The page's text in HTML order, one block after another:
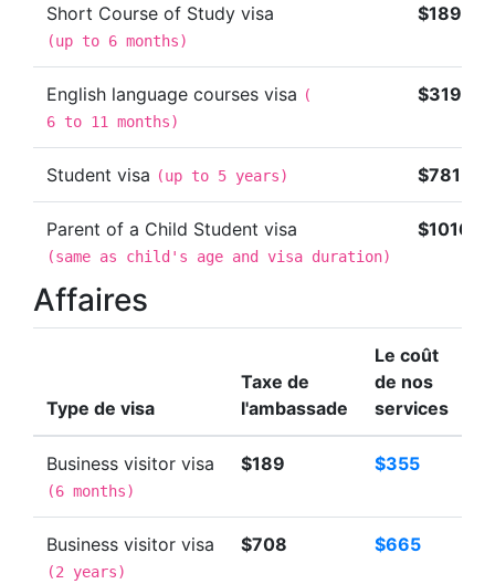
Short Course of Study visa
(up to 6 months)
$189
English language courses visa (
6 to 11 months)
$319
Student visa (up to 5 years) $781
Parent of a Child Student visa
(same as child's age and visa duration)
$1016
Affaires
Type de visa
Taxe de
l'ambassade
Le coût
de nos
services
Business visitor visa
(6 months)
$189 $355
Business visitor visa
(2 years)
$708 $665